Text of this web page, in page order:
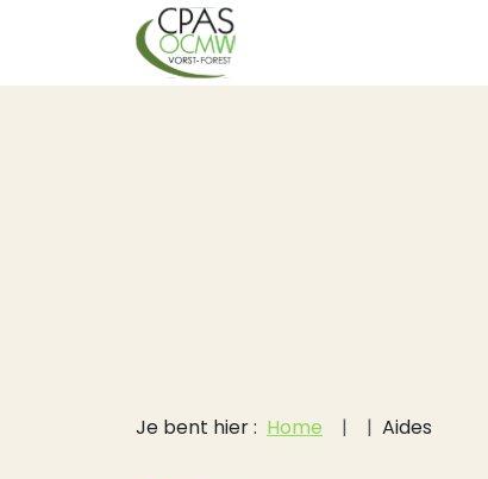
Overslaan en naar de inhoud gaan
Kruimelpad
Je bent hier : Home Aides